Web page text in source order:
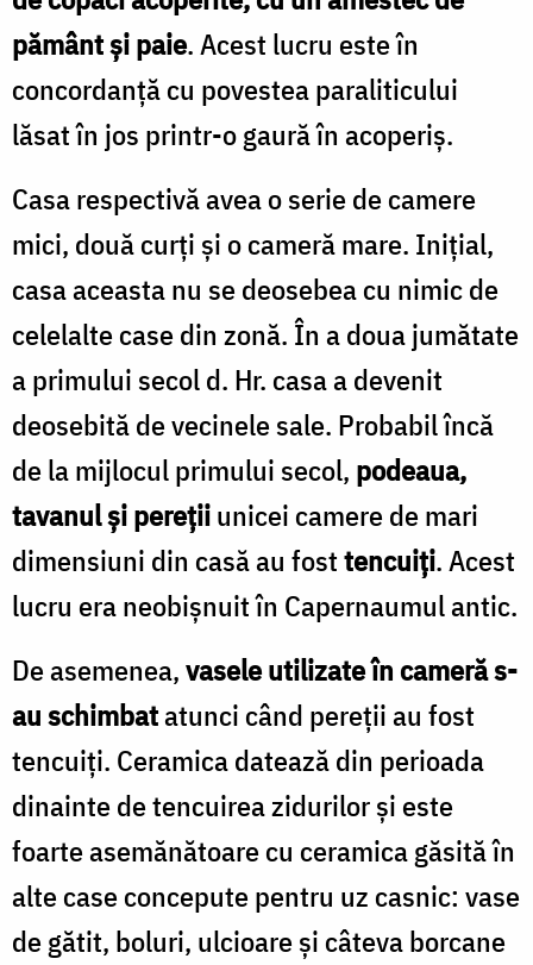
pământ și paie. Acest lucru este în
concordanță cu povestea paraliticului
lăsat în jos printr-o gaură în acoperiș.
Casa respectivă avea o serie de camere
mici, două curți și o cameră mare. Inițial,
casa aceasta nu se deosebea cu nimic de
celelalte case din zonă. În a doua jumătate
a primului secol d. Hr. casa a devenit
deosebită de vecinele sale. Probabil încă
de la mijlocul primului secol, podeaua,
tavanul și perețiiunicei camere de mari
dimensiuni din casă au fosttencuiți. Acest
lucru era neobișnuit în Capernaumul antic.
De asemenea,vasele utilizate în cameră s-
au schimbatatunci când pereții au fost
tencuiți. Ceramica datează din perioada
dinainte de tencuirea zidurilor și este
foarte asemănătoare cu ceramica găsită în
alte case concepute pentru uz casnic: vase
de gătit, boluri, ulcioare și câteva borcane